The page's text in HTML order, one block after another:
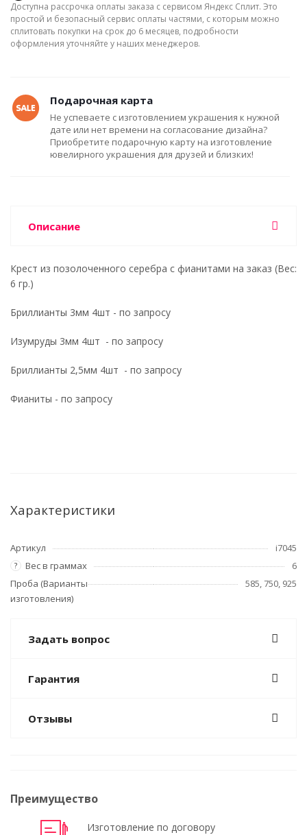
Доступна рассрочка оплаты заказа с сервисом Яндекс Сплит. Это
простой и безопасный сервис оплаты частями, с которым можно
сплитовать покупки на срок до 6 месяцев, подробности
оформления уточняйте у наших менеджеров.
Подарочная карта
Не успеваете с изготовлением украшения к нужной
дате или нет времени на согласование дизайна?
Приобретите подарочную карту на изготовление
ювелирного украшения для друзей и близких!
Описание
Крест из позолоченного серебра с фианитами на заказ (Вес:
6 гр.)
Бриллианты 3мм 4шт - по запросу
Изумруды 3мм 4шт - по запросу
Бриллианты 2,5мм 4шт - по запросу
Фианиты - по запросу
Характеристики
Артикул i7045
? Вес в граммах
6
Проба (Варианты
изготовления)
585, 750, 925
Задать вопрос
Гарантия
Отзывы
Преимущество
Изготовление по договору